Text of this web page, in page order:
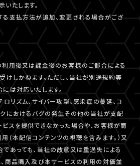
たします。
る支払方法が追加、変更される場合がござ
利用後又は課金後のお客様のご都合による
けしかねます。ただし、当社が別途規約等
は対応いたします。
ロリズム、サイバー攻撃、感染症の蔓延、コ
クにおけるバグの発生その他の当社が支配
スを提供できなかった場合や、お客様が商
（本配信コンテンツの視聴を含みます。）又
あっても、当社の故意又は重過失による
商品購入及び本サービスの利用の対価並